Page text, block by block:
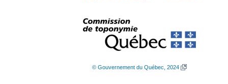
© Gouvernement du Québec, 2024